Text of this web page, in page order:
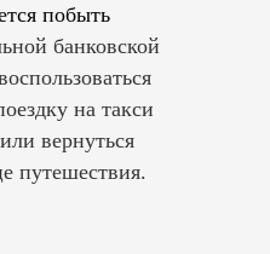
побыть
банковской
на такси
вернуться
путешествия.